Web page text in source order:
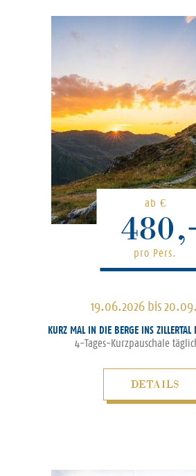
ab €
pro Pers.
19.06.2026 bis
KURZ MAL IN DIE BERGE INS ZILLERTAL
4-Tages-Kurzpauschale
DETAILS